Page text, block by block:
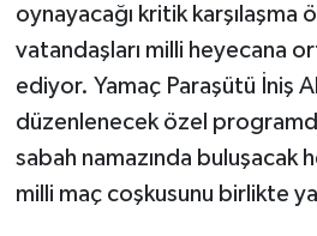
oynayacağı kritik karşılaşma
vatandaşları milli heyecana
ediyor. Yamaç Paraşütü İniş
düzenlenecek özel
sabah namazında buluşacak
milli maç coşkusunu birlikte